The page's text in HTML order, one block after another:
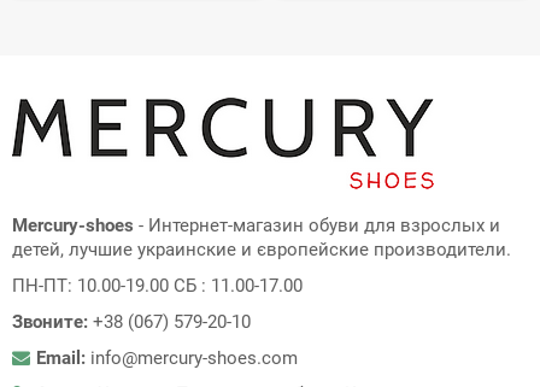
Mercury-shoes - Интернет-магазин обуви для взрослых и
детей, лучшие украинские и європейские производители.
ПН-ПТ: 10.00-19.00 СБ : 11.00-17.00
Звоните: +38 (067) 579-20-10
Email: info@mercury-shoes.com